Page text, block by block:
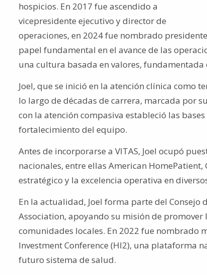
hospicios. En 2017 fue ascendido a
vicepresidente ejecutivo y director de
operaciones, en 2024 fue nombrado
papel fundamental en el avance de las
una cultura basada en valores,
Joel, que se inició en la atención clínica como
lo largo de décadas de carrera, marcada por
con la atención compasiva estableció las
fortalecimiento del equipo.
Antes de incorporarse a VITAS, Joel ocupó
nacionales, entre ellas American
estratégico y la excelencia operativa en
En la actualidad, Joel forma parte del
Association, apoyando su misión de
comunidades locales. En 2022 fue nombrado
Investment Conference (HI2), una plataforma
futuro sistema de salud.